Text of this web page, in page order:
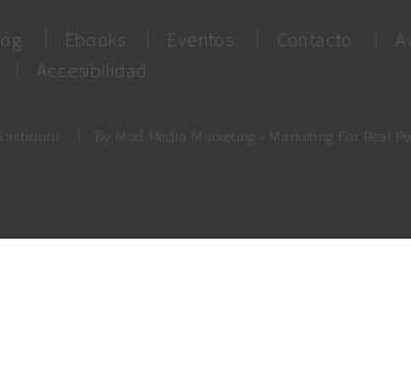
Ebooks Eventos Contacto
Accesibilidad
By Mad Media Marketing - Marketing For Real